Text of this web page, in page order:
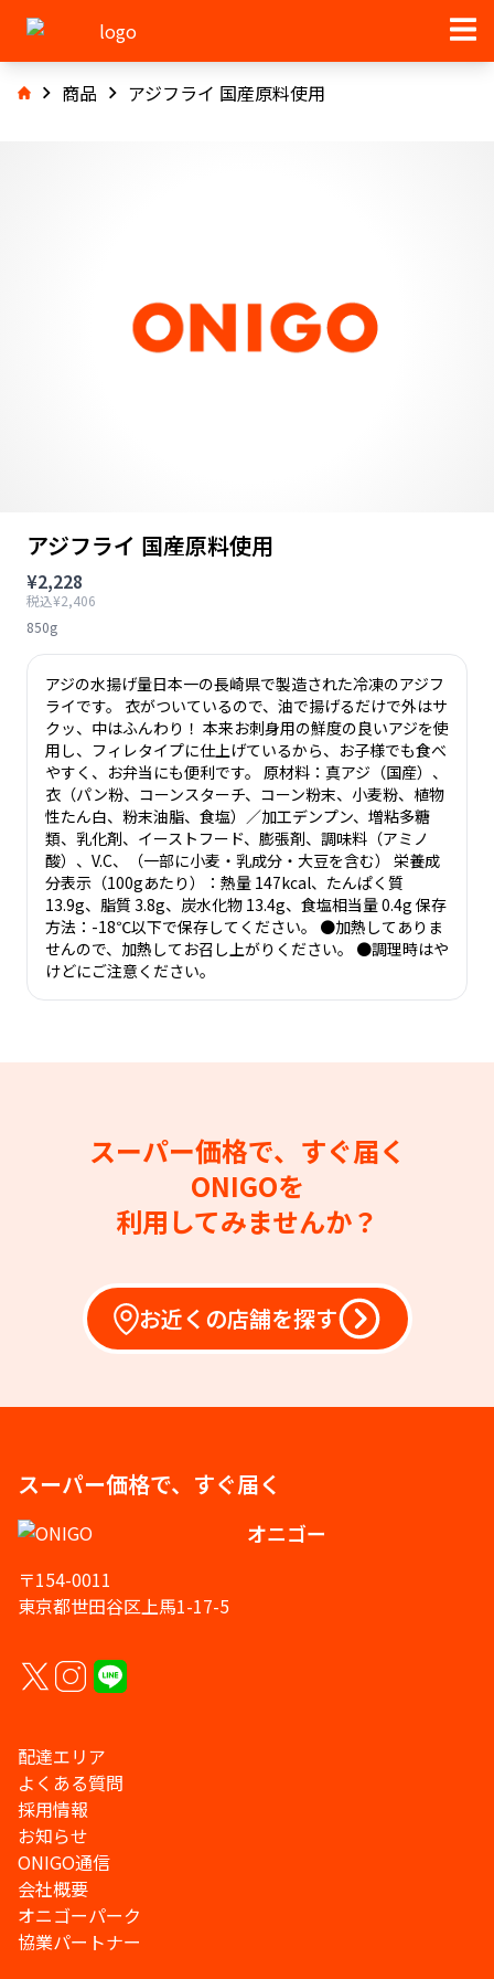
商品 アジフライ 国産原料使用
アジフライ 国産原料使用
¥2,228
税込¥2,406
850g
アジの水揚げ量日本一の長崎県で製造された冷凍のアジフ
ライです。 衣がついているので、油で揚げるだけで外はサ
クッ、中はふんわり！ 本来お刺身用の鮮度の良いアジを使
用し、フィレタイプに仕上げているから、お子様でも食べ
やすく、お弁当にも便利です。 原材料：真アジ（国産）、
衣（パン粉、コーンスターチ、コーン粉末、小麦粉、植物
性たん白、粉末油脂、食塩）／加工デンプン、増粘多糖
類、乳化剤、イーストフード、膨張剤、調味料（アミノ
酸）、V.C、（一部に小麦・乳成分・大豆を含む） 栄養成
分表示（100gあたり）：熱量 147kcal、たんぱく質
13.9g、脂質 3.8g、炭水化物 13.4g、食塩相当量 0.4g 保存
方法：-18℃以下で保存してください。 ●加熱してありま
せんので、加熱してお召し上がりください。 ●調理時はや
けどにご注意ください。
スーパー価格で、すぐ届く
ONIGOを
利用してみませんか？
お近くの店舗を探す
スーパー価格で、すぐ届く
オニゴー
〒154-0011
東京都世田谷区上馬1-17-5
配達エリア
よくある質問
採用情報
お知らせ
ONIGO通信
会社概要
オニゴーパーク
協業パートナー